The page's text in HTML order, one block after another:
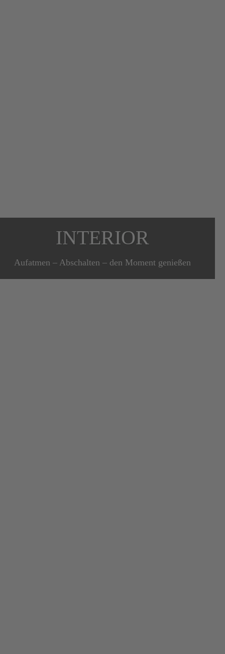
INTERIOR
Aufatmen – Abschalten – den Moment genießen